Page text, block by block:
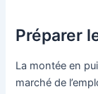
Préparer
La montée en
marché de